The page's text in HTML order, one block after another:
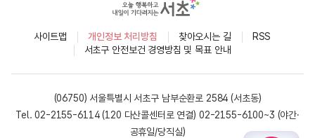
사이트맵 개인정보 처리방침 찾아오시는 길
RSS
서초구 안전보건 경영방침 및 목표 안내
(06750) 서울특별시 서초구 남부순환로 2584 (서초동)
Tel. 02-2155-6114 (120 다산콜센터로 연결) 02-2155-6100~3 (야간·
공휴일/당직실)